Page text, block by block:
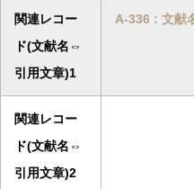
関連レコー
ド(文献名⇔
引用文章)1
A-336 : 文献
関連レコー
ド(文献名⇔
引用文章)2